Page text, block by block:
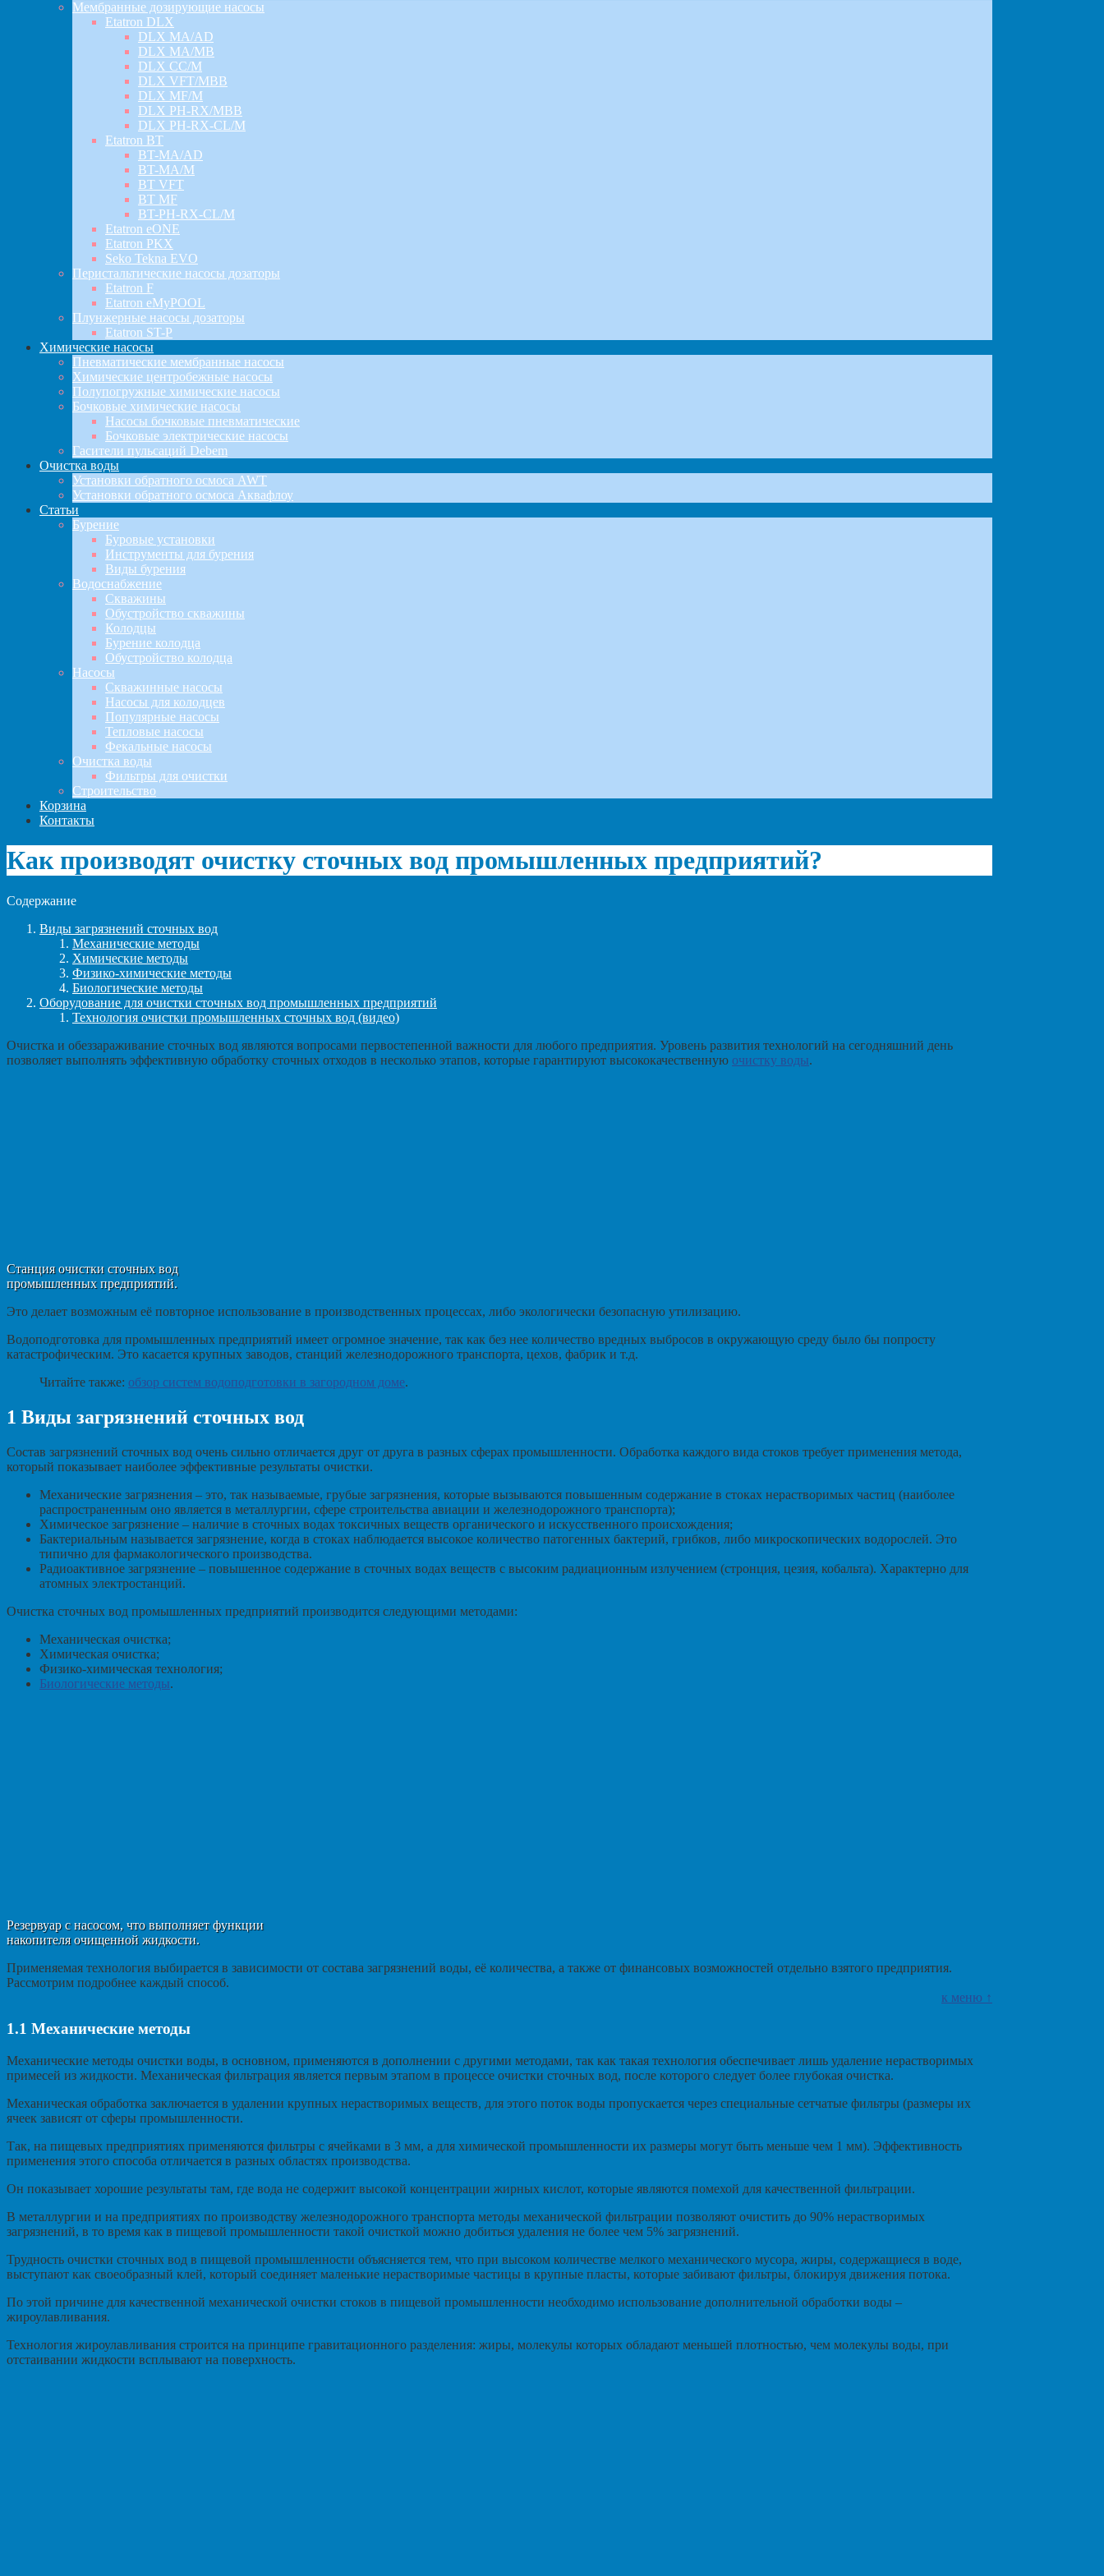
Мембранные дозирующие насосы
Etatron DLX
DLX MA/AD
DLX MA/MB
DLX CC/M
DLX VFT/MBB
DLX MF/M
DLX PH-RX/MBB
DLX PH-RX-CL/M
Etatron BT
BT-MA/AD
BT-MA/M
BT VFT
BT MF
BT-PH-RX-CL/M
Etatron eONE
Etatron PKX
Seko Tekna EVO
Перистальтические насосы дозаторы
Etatron F
Etatron eMyPOOL
Плунжерные насосы дозаторы
Etatron ST-P
Химические насосы
Пневматические мембранные насосы
Химические центробежные насосы
Полупогружные химические насосы
Бочковые химические насосы
Насосы бочковые пневматические
Бочковые электрические насосы
Гасители пульсаций Debem
Очистка воды
Установки обратного осмоса AWT
Установки обратного осмоса Аквафлоу
Статьи
Бурение
Буровые установки
Инструменты для бурения
Виды бурения
Водоснабжение
Скважины
Обустройство скважины
Колодцы
Бурение колодца
Обустройство колодца
Насосы
Скважинные насосы
Насосы для колодцев
Популярные насосы
Тепловые насосы
Фекальные насосы
Очистка воды
Фильтры для очистки
Строительство
Корзина
Контакты
Как производят очистку сточных вод промышленных предприятий?
Содержание
Виды загрязнений сточных вод
Механические методы
Химические методы
Физико-химические методы
Биологические методы
Оборудование для очистки сточных вод промышленных предприятий
Технология очистки промышленных сточных вод (видео)
Очистка и обеззараживание сточных вод являются вопросами первостепенной важности для любого предприятия. Уровень развития технологий на сегодняшний день
позволяет выполнять эффективную обработку сточных отходов в несколько этапов, которые гарантируют высококачественную очистку воды.
Станция очистки сточных вод
промышленных предприятий.
Это делает возможным её повторное использование в производственных процессах, либо экологически безопасную утилизацию.
Водоподготовка для промышленных предприятий имеет огромное значение, так как без нее количество вредных выбросов в окружающую среду было бы попросту
катастрофическим. Это касается крупных заводов, станций железнодорожного транспорта, цехов, фабрик и т.д.
Читайте также: обзор систем водоподготовки в загородном доме.
1 Виды загрязнений сточных вод
Состав загрязнений сточных вод очень сильно отличается друг от друга в разных сферах промышленности. Обработка каждого вида стоков требует применения метода,
который показывает наиболее эффективные результаты очистки.
Механические загрязнения – это, так называемые, грубые загрязнения, которые вызываются повышенным содержание в стоках нерастворимых частиц (наиболее
распространенным оно является в металлургии, сфере строительства авиации и железнодорожного транспорта);
Химическое загрязнение – наличие в сточных водах токсичных веществ органического и искусственного происхождения;
Бактериальным называется загрязнение, когда в стоках наблюдается высокое количество патогенных бактерий, грибков, либо микроскопических водорослей. Это
типично для фармакологического производства.
Радиоактивное загрязнение – повышенное содержание в сточных водах веществ с высоким радиационным излучением (стронция, цезия, кобальта). Характерно для
атомных электростанций.
Очистка сточных вод промышленных предприятий производится следующими методами:
Механическая очистка;
Химическая очистка;
Физико-химическая технология;
Биологические методы.
Резервуар с насосом, что выполняет функции
накопителя очищенной жидкости.
Применяемая технология выбирается в зависимости от состава загрязнений воды, её количества, а также от финансовых возможностей отдельно взятого предприятия.
Рассмотрим подробнее каждый способ.
к меню ↑
1.1 Механические методы
Механические методы очистки воды, в основном, применяются в дополнении с другими методами, так как такая технология обеспечивает лишь удаление нерастворимых
примесей из жидкости. Механическая фильтрация является первым этапом в процессе очистки сточных вод, после которого следует более глубокая очистка.
Механическая обработка заключается в удалении крупных нерастворимых веществ, для этого поток воды пропускается через специальные сетчатые фильтры (размеры их
ячеек зависят от сферы промышленности.
Так, на пищевых предприятиях применяются фильтры с ячейками в 3 мм, а для химической промышленности их размеры могут быть меньше чем 1 мм). Эффективность
применения этого способа отличается в разных областях производства.
Он показывает хорошие результаты там, где вода не содержит высокой концентрации жирных кислот, которые являются помехой для качественной фильтрации.
В металлургии и на предприятиях по производству железнодорожного транспорта методы механической фильтрации позволяют очистить до 90% нерастворимых
загрязнений, в то время как в пищевой промышленности такой очисткой можно добиться удаления не более чем 5% загрязнений.
Трудность очистки сточных вод в пищевой промышленности объясняется тем, что при высоком количестве мелкого механического мусора, жиры, содержащиеся в воде,
выступают как своеобразный клей, который соединяет маленькие нерастворимые частицы в крупные пласты, которые забивают фильтры, блокируя движения потока.
По этой причине для качественной механической очистки стоков в пищевой промышленности необходимо использование дополнительной обработки воды –
жироулавливания.
Технология жироулавливания строится на принципе гравитационного разделения: жиры, молекулы которых обладают меньшей плотностью, чем молекулы воды, при
отстаивании жидкости всплывают на поверхность.